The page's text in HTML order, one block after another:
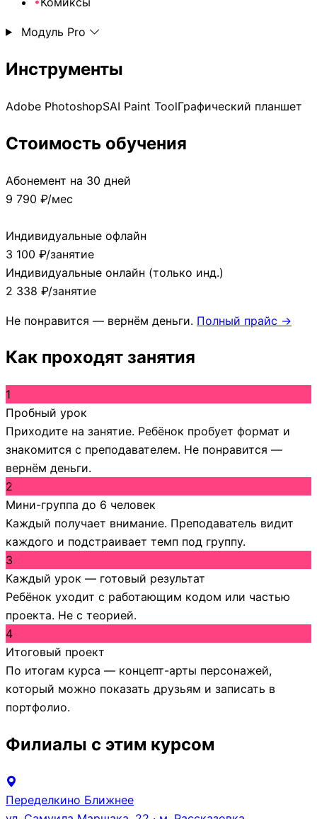
Модуль Pro
Инструменты
Adobe PhotoshopSAI Paint ToolГрафический планшет
Стоимость обучения
Абонемент на 30 дней
9 790 ₽/мес
Индивидуальные офлайн
3 100 ₽/занятие
Индивидуальные онлайн (только инд.)
2 338 ₽/занятие
Не понравится — вернём деньги. Полный прайс →
Как проходят занятия
1
Пробный урок
Приходите на занятие. Ребёнок пробует формат и
знакомится с преподавателем. Не понравится —
вернём деньги.
2
Мини-группа до 6 человек
Каждый получает внимание. Преподаватель видит
каждого и подстраивает темп под группу.
3
Каждый урок — готовый результат
Ребёнок уходит с работающим кодом или частью
проекта. Не с теорией.
4
Итоговый проект
По итогам курса — концепт-арты персонажей,
который можно показать друзьям и записать в
портфолио.
Филиалы с этим курсом
Переделкино Ближнее